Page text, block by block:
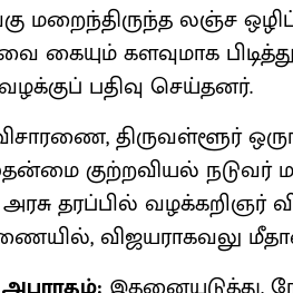
மறைந்திருந்த லஞ்ச
கையும் களவுமாக
பதிவு செய்தனர்.
திருவள்ளூர்
குற்றவியல் நடுவர்
தரப்பில் வழக்கறிஞர்
விஜயராகவலு